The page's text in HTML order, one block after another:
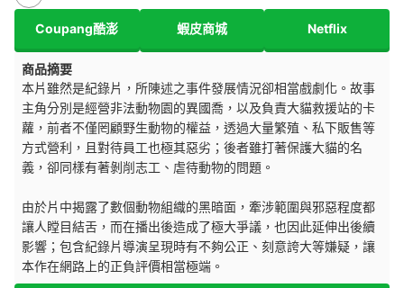
Coupang酷澎 蝦皮商城 Netflix
商品摘要
本片雖然是紀錄片，所陳述之事件發展情況卻相當戲劇化。故事
主角分別是經營非法動物園的異國喬，以及負責大貓救援站的卡
蘿，前者不僅罔顧野生動物的權益，透過大量繁殖、私下販售等
方式營利，且對待員工也極其惡劣；後者雖打著保護大貓的名
義，卻同樣有著剝削志工、虐待動物的問題。
由於片中揭露了數個動物組織的黑暗面，牽涉範圍與邪惡程度都
讓人瞠目結舌，而在播出後造成了極大爭議，也因此延伸出後續
影響；包含紀錄片導演呈現時有不夠公正、刻意誇大等嫌疑，讓
本作在網路上的正負評價相當極端。